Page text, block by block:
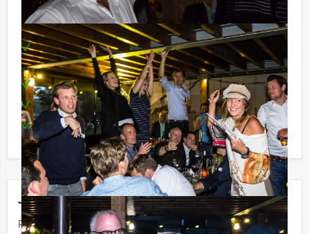
Jouw uitje
Prijs :
Inclusief
Feestelijke presentatie door professionele
spelmeester
Super leuke hoofdprijs voor de winnaars
Gezellige locatie in centrum van de stad
Te boeken op uw gewenste dag en tijdstip!